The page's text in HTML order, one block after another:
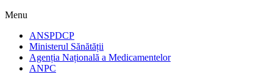
Menu
ANSPDCP
Ministerul Sănătății
Agenția Națională a Medicamentelor
ANPC